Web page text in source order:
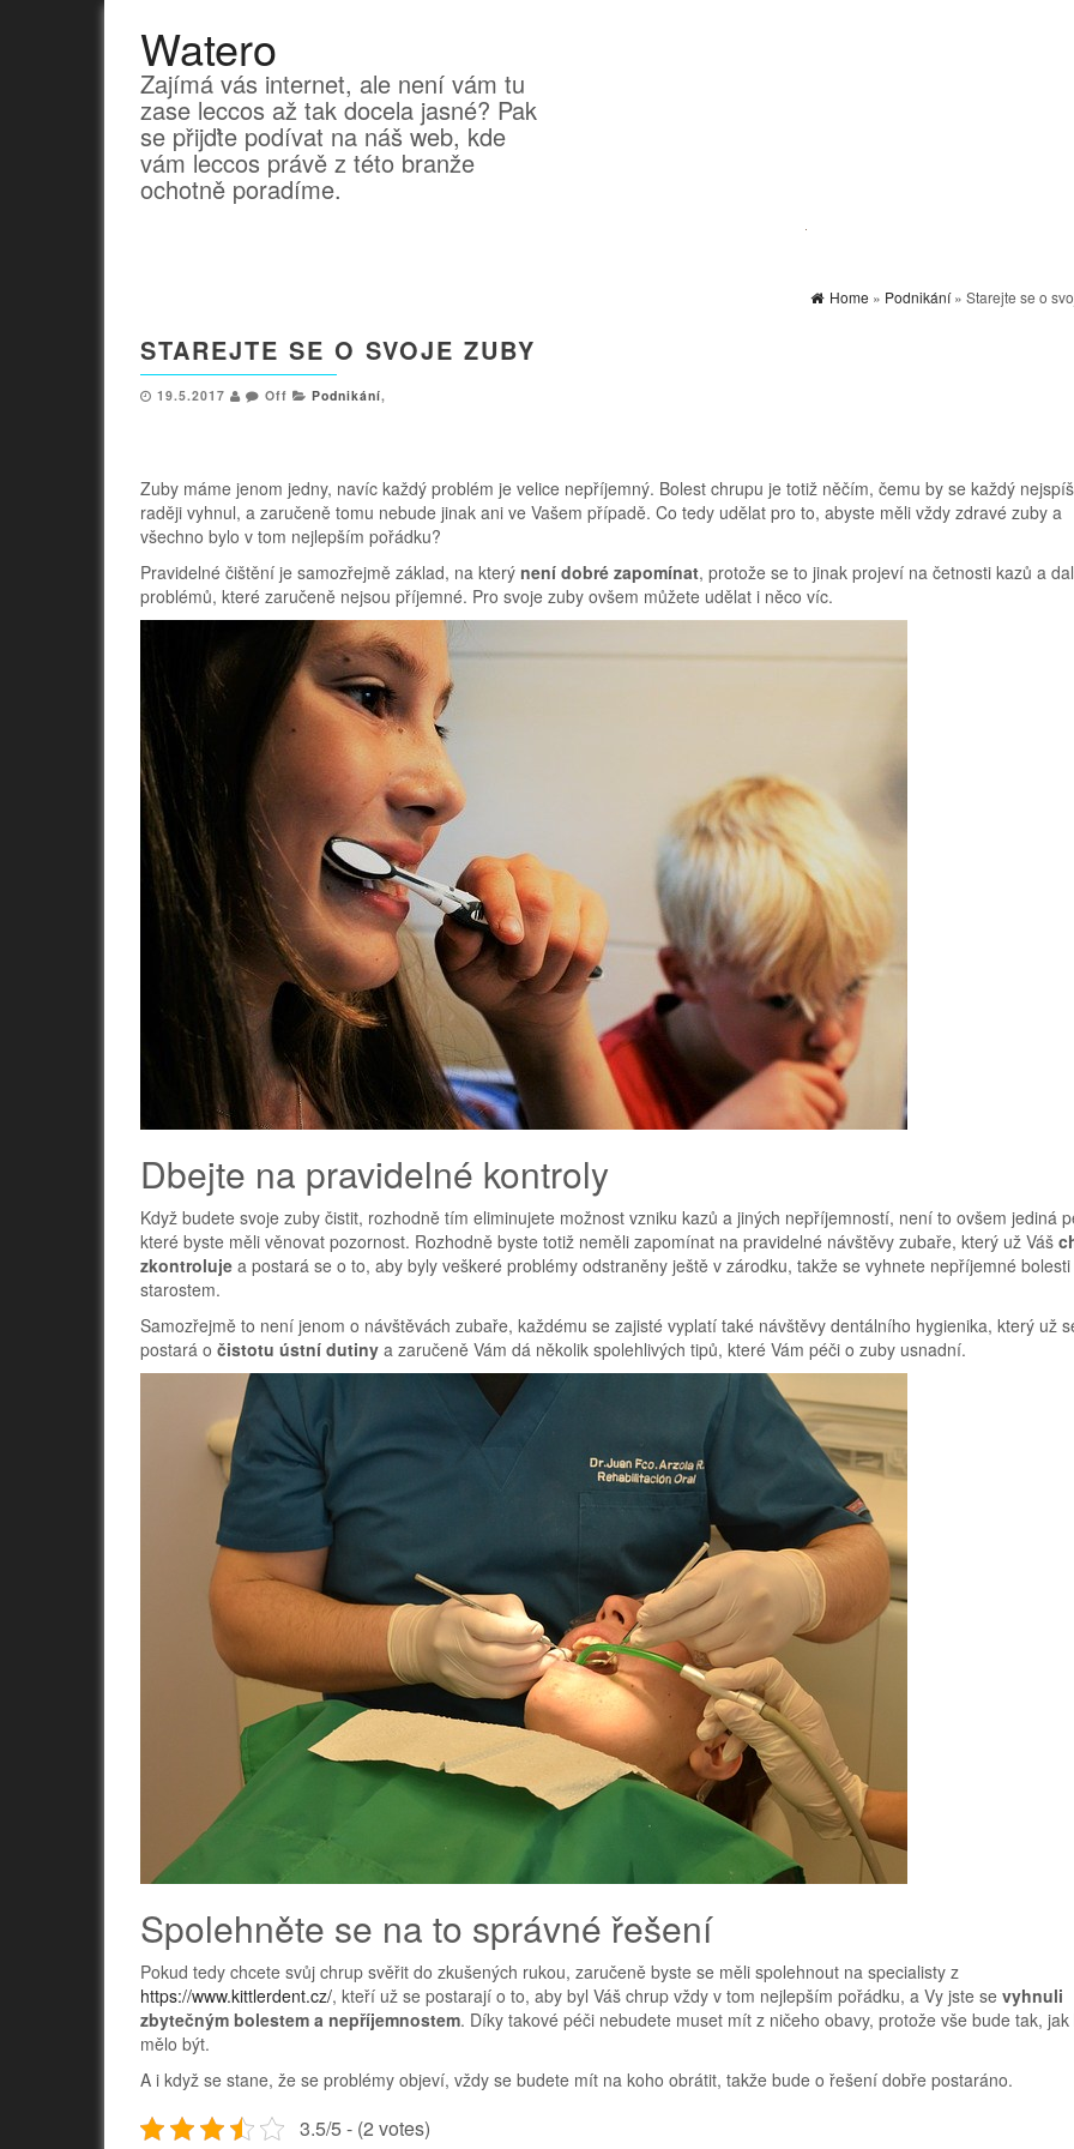
Watero
Zajímá vás internet, ale není vám tu
zase leccos až tak docela jasné? Pak
se přijďte podívat na náš web, kde
vám leccos právě z této branže
ochotně poradíme.
Home » Podnikání» Starejte se o
STAREJTE SE O SVOJE ZUBY
19.5.2017 Off Podnikání,
Zuby máme jenom jedny, navíc každý problém je velice nepříjemný. Bolest chrupu je totiž něčím, čemu by se každý nejspíš
raději vyhnul, a zaručeně tomu nebude jinak ani ve Vašem případě. Co tedy udělat pro to, abyste měli vždy zdravé zuby a
všechno bylo v tom nejlepším pořádku?
Pravidelné čištění je samozřejmě základ, na který není dobré zapomínat, protože se to jinak projeví na četnosti kazů a
problémů, které zaručeně nejsou příjemné. Pro svoje zuby ovšem můžete udělat i něco víc.
Dbejte na pravidelné kontroly
Když budete svoje zuby čistit, rozhodně tím eliminujete možnost vzniku kazů a jiných nepříjemností, není to ovšem jediná
které byste měli věnovat pozornost. Rozhodně byste totiž neměli zapomínat na pravidelné návštěvy zubaře, který už Váš
zkontroluje a postará se o to, aby byly veškeré problémy odstraněny ještě v zárodku, takže se vyhnete nepříjemné
starostem.
Samozřejmě to není jenom o návštěvách zubaře, každému se zajisté vyplatí také návštěvy dentálního hygienika, který už
postará o čistotu ústní dutiny a zaručeně Vám dá několik spolehlivých tipů, které Vám péči o zuby usnadní.
Spolehněte se na to správné řešení
Pokud tedy chcete svůj chrup svěřit do zkušených rukou, zaručeně byste se měli spolehnout na specialisty z
https://www.kittlerdent.cz/, kteří už se postarají o to, aby byl Váš chrup vždy v tom nejlepším pořádku, a Vy jste se vyhnuli
zbytečným bolestem a nepříjemnostem. Díky takové péči nebudete muset mít z ničeho obavy, protože vše bude tak, jak
mělo být.
A i když se stane, že se problémy objeví, vždy se budete mít na koho obrátit, takže bude o řešení dobře postaráno.
3.5/5 - (2 votes)